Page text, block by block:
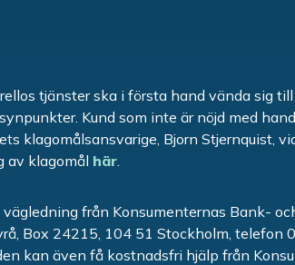
tjänster ska i första hand vända sig
Kund som inte är nöjd med
klagomålsansvarige, Bjorn Stjernquist,
av klagomål här.
från Konsumenternas Bank-
Box 24215, 104 51 Stockholm, telefon
kan även få kostnadsfri hjälp från